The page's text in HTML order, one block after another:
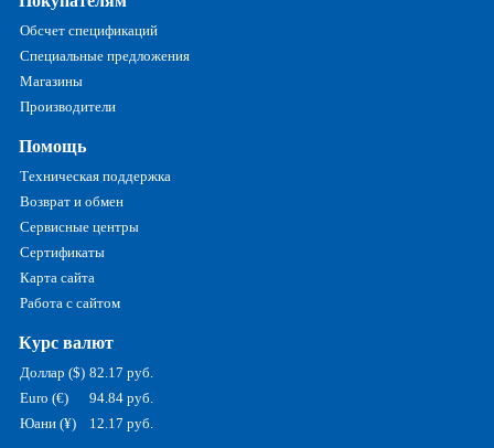
Обсчет спецификаций
Специальные предложения
Магазины
Производители
Помощь
Техническая поддержка
Возврат и обмен
Сервисные центры
Сертификаты
Карта сайта
Работа с сайтом
Курс валют
Доллар ($) 82.17 руб.
Euro (€)
94.84 руб.
Юани (¥)
12.17 руб.